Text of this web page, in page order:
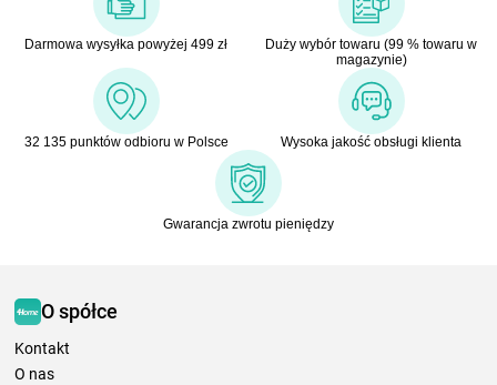
Darmowa wysyłka powyżej 499 zł
Duży wybór towaru (99 % towaru w
magazynie)
32 135 punktów odbioru w Polsce Wysoka jakość obsługi klienta
Gwarancja zwrotu pieniędzy
O spółce
Kontakt
O nas